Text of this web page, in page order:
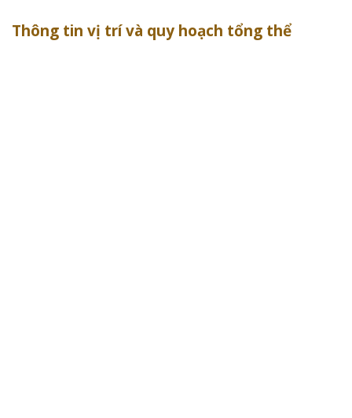
Thông tin vị trí và quy hoạch tổng thể